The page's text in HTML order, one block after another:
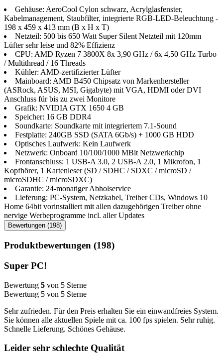
Gehäuse: AeroCool Cylon schwarz, Acrylglasfenster,
Kabelmanagement, Staubfilter, integrierte RGB-LED-Beleuchtung -
198 x 459 x 413 mm (B x H x T)
Netzteil: 500 bis 650 Watt Super Silent Netzteil mit 120mm
Lüfter sehr leise und 82% Effizienz
CPU: AMD Ryzen 7 3800X 8x 3,90 GHz / 6x 4,50 GHz Turbo
/ Multithread / 16 Threads
Kühler: AMD-zertifizierter Lüfter
Mainboard: AMD B450 Chipsatz von Markenhersteller
(ASRock, ASUS, MSI, Gigabyte) mit VGA, HDMI oder DVI
Anschluss für bis zu zwei Monitore
Grafik: NVIDIA GTX 1650 4 GB
Speicher: 16 GB DDR4
Soundkarte: Soundkarte mit integriertem 7.1-Sound
Festplatte: 240GB SSD (SATA 6Gb/​s) + 1000 GB HDD
Optisches Laufwerk: Kein Laufwerk
Netzwerk: Onboard 10/100/1000 MBit Netzwerkchip
Frontanschluss: 1 USB-A 3.0, 2 USB-A 2.0, 1 Mikrofon, 1
Kopfhörer, 1 Kartenleser (SD / SDHC / SDXC / microSD /
microSDHC / microSDXC)
Garantie: 24-monatiger Abholservice
Lieferung: PC-System, Netzkabel, Treiber CDs, Windows 10
Home 64bit vorinstalliert mit allen dazugehörigen Treiber ohne
nervige Werbeprogramme incl. aller Updates
Bewertungen (198)
Produktbewertungen (198)
Super PC!
Bewertung 5 von 5 Sterne
Bewertung 5 von 5 Sterne
Sehr zufrieden. Für den Preis erhalten Sie ein einwandfreies System.
Sie können alle aktuellen Spiele mit ca. 100 fps spielen. Sehr ruhig.
Schnelle Lieferung. Schönes Gehäuse.
Leider sehr schlechte Qualität